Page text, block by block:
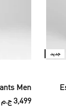
جديد
Men
3,499 ج.م